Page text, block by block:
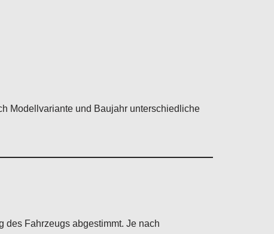
Modellvariante und Baujahr unterschiedliche
des Fahrzeugs abgestimmt. Je nach